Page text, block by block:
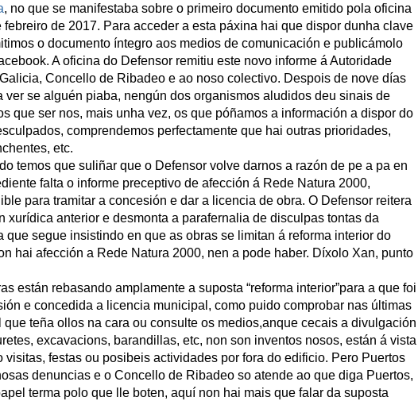
, no que se manifestaba sobre o primeiro documento emitido pola oficina
febreiro de 2017. Para acceder a esta páxina hai que dispor dunha clave
o documento íntegro aos medios de comunicación e publicámolo
A oficina do Defensor remitiu este novo informe á Autoridade
Concello de Ribadeo e ao noso colectivo. Despois de nove días
ver se alguén piaba, nengún dos organismos aludidos deu sinais de
que ser nos, mais unha vez, os que póñamos a información a dispor do
comprendemos perfectamente que hai outras prioridades,
etc.
temos que suliñar que o Defensor volve darnos a razón de pe a pa en
falta o informe preceptivo de afección á Rede Natura 2000,
para tramitar a concesión e dar a licencia de obra. O Defensor reitera
xurídica anterior e desmonta a parafernalia de disculpas tontas da
que segue insistindo en que as obras se limitan á reforma interior do
hai afección a Rede Natura 2000, nen a pode haber. Díxolo Xan, punto
están rebasando amplamente a suposta “reforma interior”para a que foi
e concedida a licencia municipal, como puido comprobar nas últimas
que teña ollos na cara ou consulte os medios,anque cecais a divulgación
excavacions, barandillas, etc, non son inventos nosos, están á vista
visitas, festas ou posibeis actividades por fora do edificio. Pero Puertos
denuncias e o Concello de Ribadeo so atende ao que diga Puertos,
terma polo que lle boten, aquí non hai mais que falar da suposta